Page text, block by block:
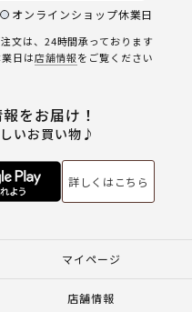
オンラインショップ休業日
文は、24時間承っております
日は店舗情報をご覧ください
をお届け！
いお買い物♪
詳しくはこちら
マイページ
店舗情報